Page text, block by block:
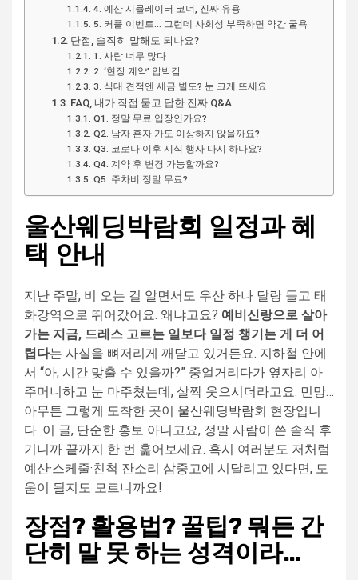
4. 예산 시뮬레이터 코너, 진짜 유용
5. 커플 이벤트… 그런데 사회성 부족하면 약간 굴욕
단점, 솔직히 말해도 되나요?
1. 사람 너무 많다
2. ‘현장 계약’ 압박감
3. 식대 견적엔 세금 별도? 눈 크게 뜨세요
FAQ, 내가 직접 묻고 답한 진짜 Q&A
Q1. 정말 무료 입장인가요?
Q2. 남자 혼자 가도 이상하지 않을까요?
Q3. 코로나 이후 시식 행사 다시 하나요?
Q4. 계약 후 변경 가능할까요?
Q5. 주차비 정말 무료?
울산웨딩박람회 일정과 혜
택 안내
지난 주말, 비 오는 걸 알면서도 우산 하나 달랑 들고 태
화강역으로 뛰어갔어요. 왜냐고요? 예비신랑으로 살아
가는 지금, 드레스 고르는 일보다 일정 챙기는 게 더 어
렵다는 사실을 뼈저리게 깨닫고 있거든요. 지하철 안에
서 “아, 시간 맞출 수 있을까?” 중얼거리다가 옆자리 아
주머니하고 눈 마주쳤는데, 살짝 웃으시더라고요. 민망…
아무튼 그렇게 도착한 곳이 울산웨딩박람회 현장입니
다. 이 글, 단순한 홍보 아니고요, 정말 사람이 쓴 솔직 후
기니까 끝까지 한 번 훑어보세요. 혹시 여러분도 저처럼
예산·스케줄·친척 잔소리 삼중고에 시달리고 있다면, 도
움이 될지도 모르니까요!
장점? 활용법? 꿀팁? 뭐든 간
단히 말 못 하는 성격이라…